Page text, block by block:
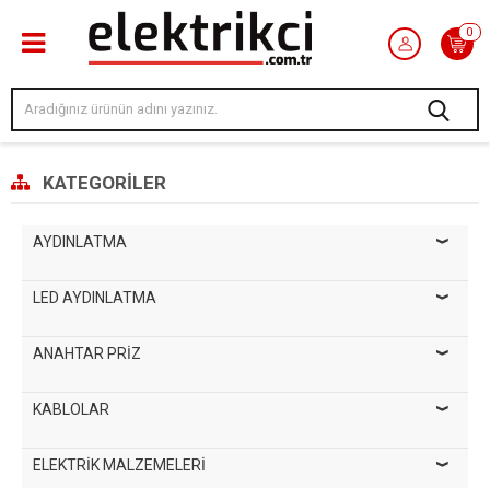
0
KATEGORILER
AYDINLATMA
LED AYDINLATMA
ANAHTAR PRİZ
KABLOLAR
ELEKTRİK MALZEMELERİ